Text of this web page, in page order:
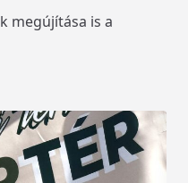
megújítása is a